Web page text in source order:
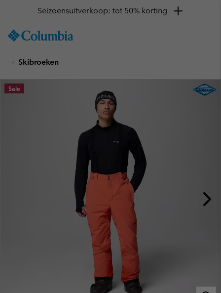
TO
SKIP
MAIN
NAV
Seizoensuitverkoop: tot 50% korting
Skibroeken
Sale